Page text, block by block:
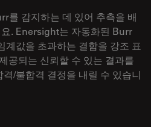
를 감지하는 데 있어 추측을 배
. Enersight는 자동화된 Burr
계값을 초과하는 결함을 강조 표
공되는 신뢰할 수 있는 결과를
/불합격 결정을 내릴 수 있습니